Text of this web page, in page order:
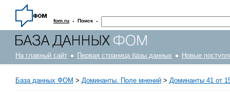
fom.ru · Поиск ·
На главный сайт Первая страница базы данных Новые
База данных ФОМ > Доминанты. Поле мнений > Доминанты 41 от